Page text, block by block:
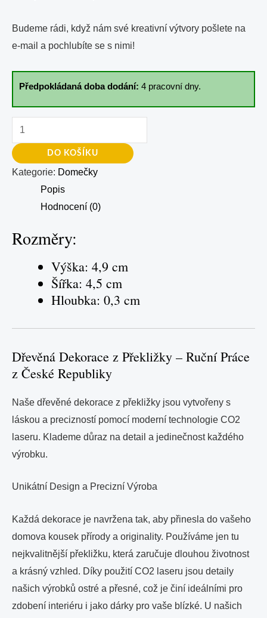
Budeme rádi, když nám své kreativní výtvory pošlete na
e-mail a pochlubíte se s nimi!
Předpokládaná doba dodání: 4 pracovní dny.
DO KOŠÍKU
Kategorie: Domečky
Popis
Hodnocení (0)
Rozměry:
Výška: 4,9 cm
Šířka: 4,5 cm
Hloubka: 0,3 cm
Dřevěná Dekorace z Překližky – Ruční Práce
z České Republiky
Naše dřevěné dekorace z překližky jsou vytvořeny s
láskou a precizností pomocí moderní technologie CO2
laseru. Klademe důraz na detail a jedinečnost každého
výrobku.
Unikátní Design a Precizní Výroba
Každá dekorace je navržena tak, aby přinesla do vašeho
domova kousek přírody a originality. Používáme jen tu
nejkvalitnější překližku, která zaručuje dlouhou životnost
a krásný vzhled. Díky použití CO2 laseru jsou detaily
našich výrobků ostré a přesné, což je činí ideálními pro
zdobení interiéru i jako dárky pro vaše blízké. U našich